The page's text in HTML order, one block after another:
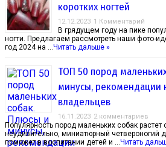
коротких ногтей
12.12.2023 1 Комментарий
В грядущем году на пике
ногти. Предлагаем рассмотреть наши фото-
год 2024 на …Читать дальше »
ТОП 50 пород
минусы, рекомендации
владельцев
16.11.2023 2 комментариев
Популярность пород маленьких собак
неудивительно, миниатюрный четвероногий
поможет в воспитании детей и …Читать